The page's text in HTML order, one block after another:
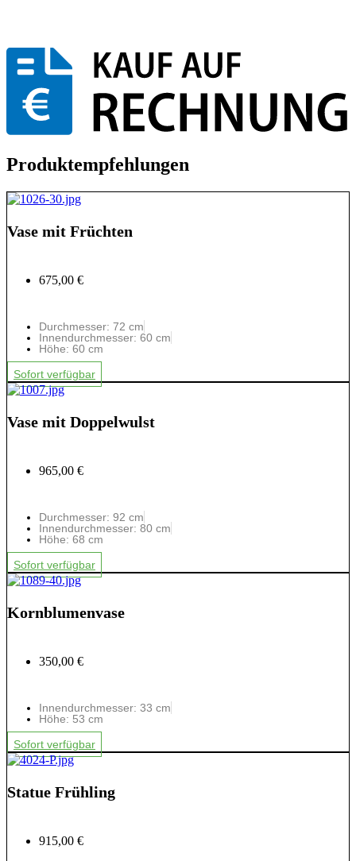
Produktempfehlungen
Vase mit Früchten
675,00 €
Durchmesser: 72 cm
Innendurchmesser: 60 cm
Höhe: 60 cm
Sofort verfügbar
Vase mit Doppelwulst
965,00 €
Durchmesser: 92 cm
Innendurchmesser: 80 cm
Höhe: 68 cm
Sofort verfügbar
Kornblumenvase
350,00 €
Innendurchmesser: 33 cm
Höhe: 53 cm
Sofort verfügbar
Statue Frühling
915,00 €